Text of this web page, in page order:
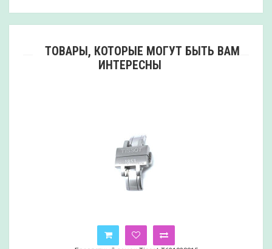
ТОВАРЫ, КОТОРЫЕ МОГУТ БЫТЬ ВАМ
ИНТЕРЕСНЫ